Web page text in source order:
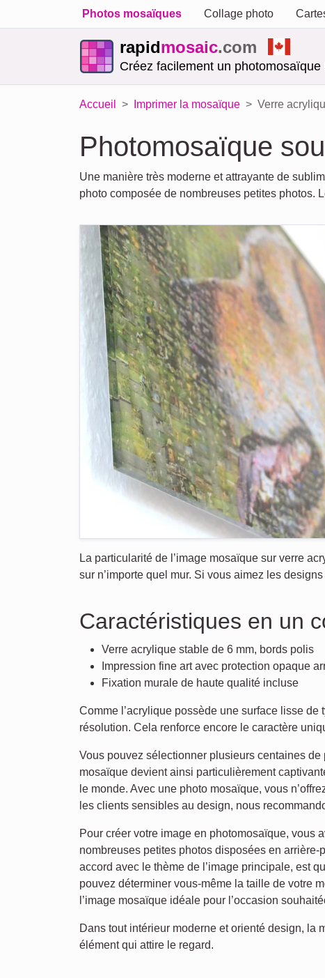
Photos mosaïques Collage photo
rapidmosaic.com
Créez facilement un photomosaïque
Accueil Imprimer la mosaïque Verre
Photomosaïque
Une manière très moderne et attrayante de
photo composée de nombreuses petites photos.
La particularité de l’image mosaïque sur verre
sur n’importe quel mur. Si vous aimez les
Caractéristiques en un
Verre acrylique stable de 6 mm, bords polis
Impression fine art avec protection opaque
Fixation murale de haute qualité incluse
Comme l’acrylique possède une surface lisse
résolution. Cela renforce encore le caractère
Vous pouvez sélectionner plusieurs centaines de
mosaïque devient ainsi particulièrement
le monde. Avec une photo mosaïque, vous
les clients sensibles au design, nous
Pour créer votre image en photomosaïque, vous
nombreuses petites photos disposées en
accord avec le thème de l’image principale, est
pouvez déterminer vous-même la taille de votre
l’image mosaïque idéale pour l’occasion
Dans tout intérieur moderne et orienté design, la
élément qui attire le regard.